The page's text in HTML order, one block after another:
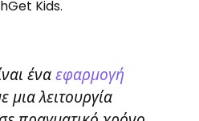
Kids.
έναεφαρμογή
μια λειτουργία